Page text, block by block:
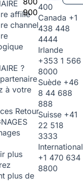
affilié
channel
?
à votre
Retour
plus
plus de
900
400
Canada +1
438 448
4444
Irlande
+353 1 566
8000
Suède +46
8 44 688
888
Suisse +41
22 518
3333
International
+1 470 634
8800